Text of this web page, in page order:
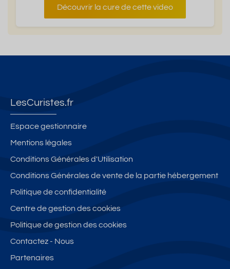
Découvrir la cure de cette video
LesCuristes.fr
Espace gestionnaire
Mentions légales
Conditions Générales d'Utilisation
Conditions Générales de vente de la partie hébergement
Politique de confidentialité
Centre de gestion des cookies
Politique de gestion des cookies
Contactez - Nous
Partenaires